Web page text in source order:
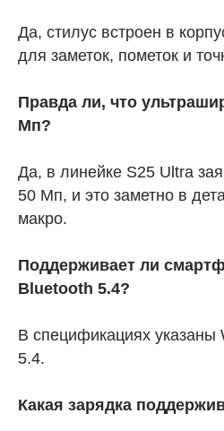
Да, стилус встроен в
для заметок, пометок и
Правда ли, что
Мп?
Да, в линейке S25 Ultra
50 Мп, и это заметно в
макро.
Поддерживает ли
Bluetooth 5.4?
В спецификациях указаны
5.4.
Какая зарядка